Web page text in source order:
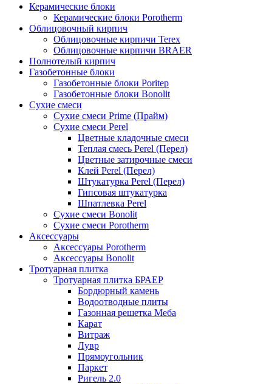
Керамические блоки
Керамические блоки Porotherm
Облицовочный кирпич
Облицовочные кирпичи Terex
Облицовочные кирпичи BRAER
Полнотелый кирпич
Газобетонные блоки
Газобетонные блоки Poritep
Газобетонные блоки Bonolit
Сухие смеси
Сухие смеси Prime (Прайм)
Сухие смеси Perel
Цветные кладочные смеси
Теплая смесь Perel (Перел)
Цветные затирочные смеси
Клей Perel (Перел)
Штукатурка Perel (Перел)
Гипсовая штукатурка
Шпатлевка Perel
Сухие смеси Bonolit
Сухие смеси Porotherm
Аксессуары
Аксессуары Porotherm
Аксессуары Bonolit
Тротуарная плитка
Тротуарная плитка БРАЕР
Бордюрный камень
Водоотводные плиты
Газонная решетка Меба
Карат
Витраж
Лувр
Прямоугольник
Паркет
Ригель 2.0